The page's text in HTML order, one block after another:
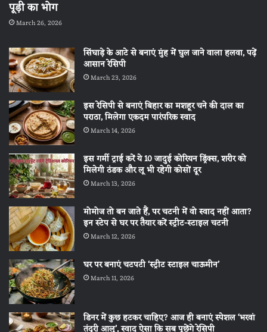
पूड़ी का भोग
March 26, 2026
सिंघाड़े के आटे से बनाएं मुंह में घुल जाने वाला हलवा, पढ़ें
आसान रेसिपी
March 23, 2026
इस रेसिपी से बनाएं बिहार का मशहूर चने की दाल का
पराठा, मिलेगा एकदम पारंपरिक स्वाद
March 14, 2026
इस गर्मी ट्राई करें ये 10 जादुई कोरियन ड्रिंक्स, शरीर को
मिलेगी ठंडक और लू भी रहेगी कोसों दूर
March 13, 2026
मोमोज तो बन जाते हैं, पर चटनी में वो स्वाद नहीं आता?
इन स्टेप से घर पर तैयार करें स्ट्रीट-स्टाइल चटनी
March 12, 2026
घर पर बनाएं चटपटी ‘स्ट्रीट स्टाइल चाऊमीन’
March 11, 2026
डिनर में कुछ हटकर चाहिए? आज ही बनाएं स्पेशल ‘भरवां